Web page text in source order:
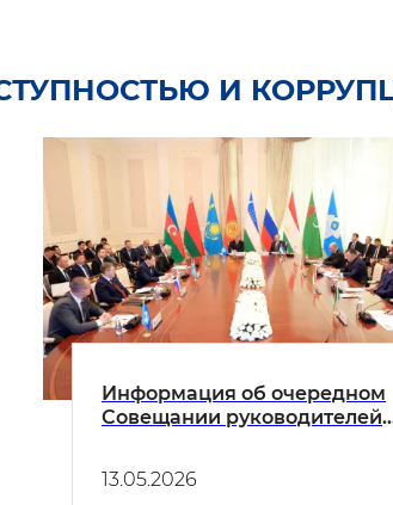
И
Информация об очередном
Совещании руководителей
министерств внутренних дел
13.05.2026